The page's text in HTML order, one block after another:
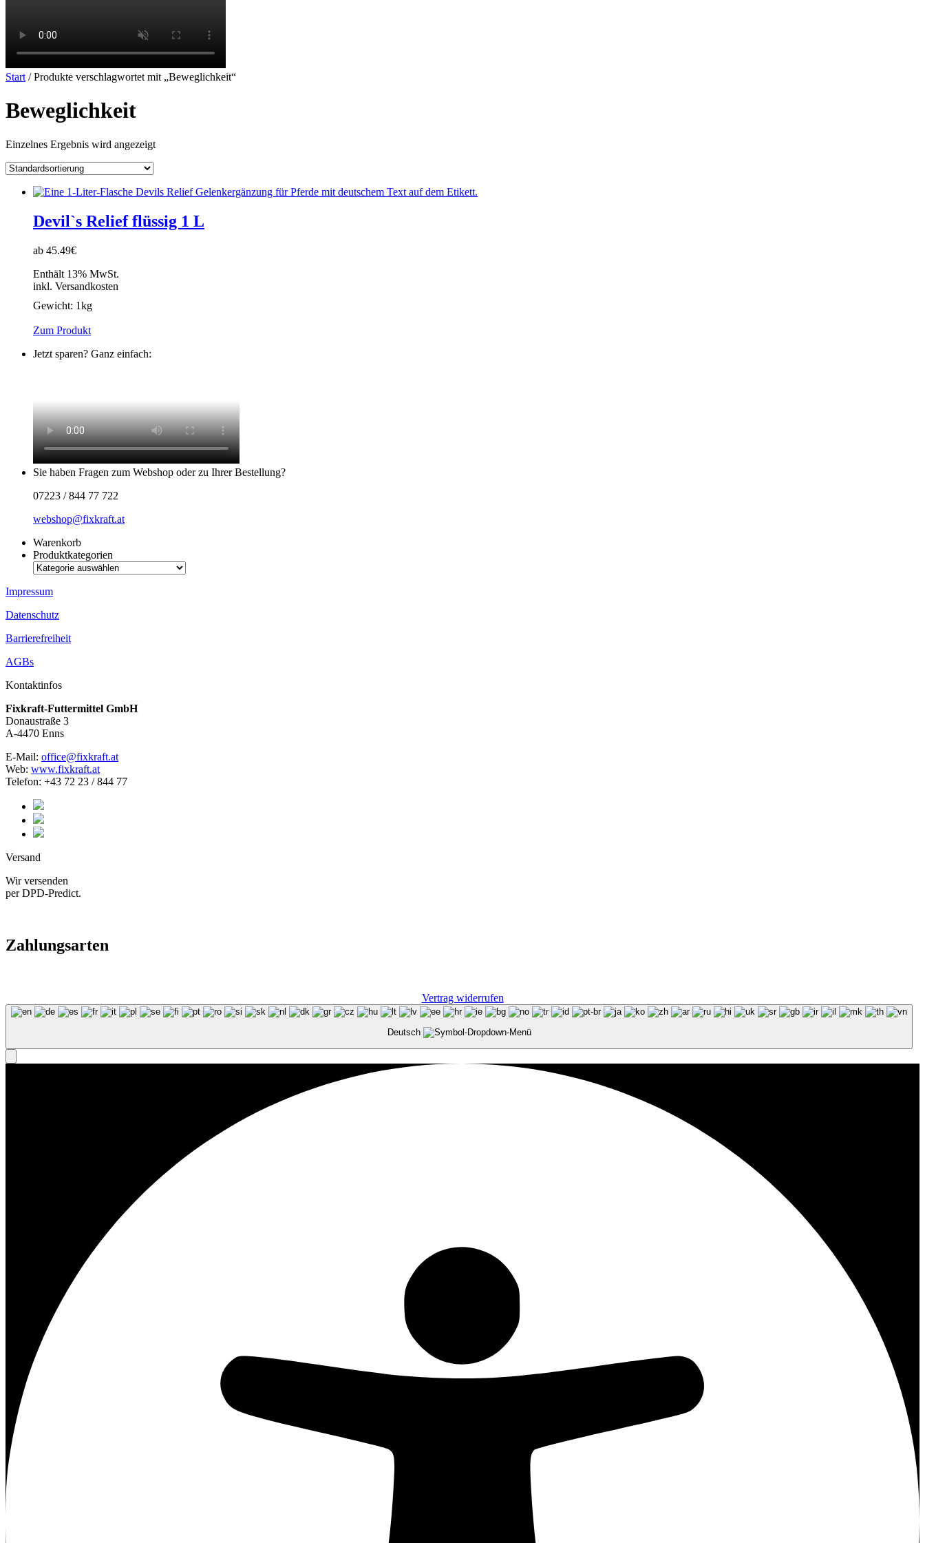
Start / Produkte verschlagwortet mit „Beweglichkeit“
Beweglichkeit
Einzelnes Ergebnis wird angezeigt
Devil`s Relief flüssig 1 L
ab 45.49€
Enthält 13% MwSt.
inkl. Versandkosten
Gewicht: 1kg
Zum Produkt
Jetzt sparen? Ganz einfach:
Sie haben Fragen zum Webshop oder zu Ihrer Bestellung?
07223 / 844 77 722
webshop@fixkraft.at
Warenkorb
Produktkategorien
Impressum
Datenschutz
Barrierefreiheit
AGBs
Kontaktinfos
Fixkraft-Futtermittel GmbH
Donaustraße 3
A-4470 Enns
E-Mail: office@fixkraft.at
Web: www.fixkraft.at
Telefon: +43 72 23 / 844 77
Versand
Wir versenden
per DPD-Predict.
Zahlungsarten
Vertrag widerrufen
Deutsch